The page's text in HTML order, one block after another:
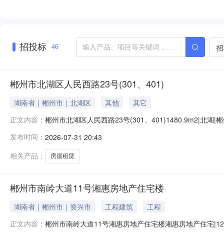
招投标 46
郴州市北湖区人民西路23号(301、401)
湖南省｜郴州市｜北湖区 其他
其它
正文内容： 郴州市北湖区人民西路23号(301、401)1480.9m2|北湖|
号、湘（2025）郴州市不动产权第0013503号权利类型
发布时间： 2026-07-31 20:43
相关产品：
房屋租赁
郴州市南岭大道11号湘惠房地产住宅楼
湖南省｜郴州市｜资兴市 工程建筑
工程
正文内容： 郴州市南岭大道11号湘惠房地产住宅楼湘惠房地产住宅